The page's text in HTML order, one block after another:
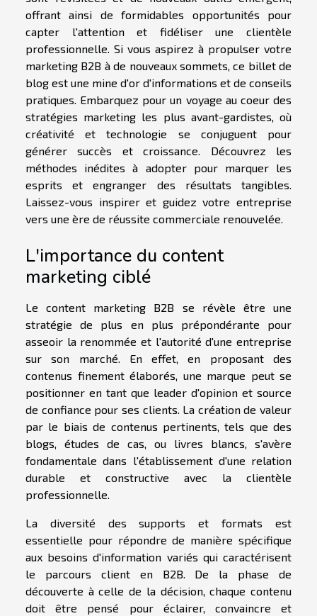
offrant ainsi de formidables opportunités pour
capter l'attention et fidéliser une clientèle
professionnelle. Si vous aspirez à propulser votre
marketing B2B à de nouveaux sommets, ce billet de
blog est une mine d'or d'informations et de conseils
pratiques. Embarquez pour un voyage au coeur des
stratégies marketing les plus avant-gardistes, où
créativité et technologie se conjuguent pour
générer succès et croissance. Découvrez les
méthodes inédites à adopter pour marquer les
esprits et engranger des résultats tangibles.
Laissez-vous inspirer et guidez votre entreprise
vers une ère de réussite commerciale renouvelée.
L'importance du content
marketing ciblé
Le content marketing B2B se révèle être une
stratégie de plus en plus prépondérante pour
asseoir la renommée et l'autorité d'une entreprise
sur son marché. En effet, en proposant des
contenus finement élaborés, une marque peut se
positionner en tant que leader d'opinion et source
de confiance pour ses clients. La création de valeur
par le biais de contenus pertinents, tels que des
blogs, études de cas, ou livres blancs, s'avère
fondamentale dans l'établissement d'une relation
durable et constructive avec la clientèle
professionnelle.
La diversité des supports et formats est
essentielle pour répondre de manière spécifique
aux besoins d'information variés qui caractérisent
le parcours client en B2B. De la phase de
découverte à celle de la décision, chaque contenu
doit être pensé pour éclairer, convaincre et